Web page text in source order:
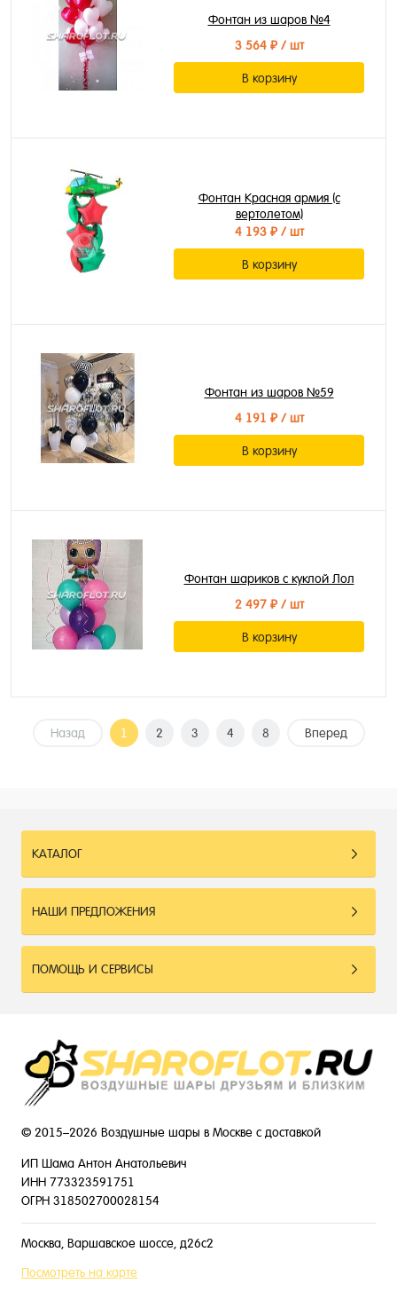
Фонтан из шаров №4
3 564 ₽/ шт
В корзину
Фонтан Красная армия (с
вертолетом)
4 193 ₽/ шт
В корзину
Фонтан из шаров №59
4 191 ₽/ шт
В корзину
Фонтан шариков с куклой Лол
2 497 ₽/ шт
В корзину
Назад 1 2 3 4 8 Вперед
КАТАЛОГ
НАШИ ПРЕДЛОЖЕНИЯ
ПОМОЩЬ И СЕРВИСЫ
© 2015–2026 Воздушные шары в Москве с доставкой
ИП Шама Антон Анатольевич
ИНН 773323591751
ОГРН 318502700028154
Москва, Варшавское шоссе, д26с2
Посмотреть на карте